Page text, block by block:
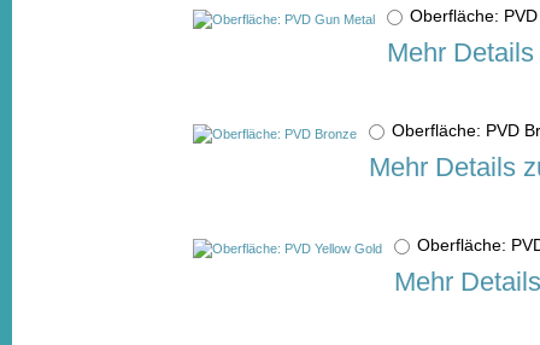
Oberfläche:
Mehr
Oberfläche: PVD
Mehr Details
Oberfläche:
Mehr